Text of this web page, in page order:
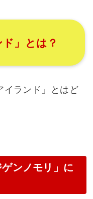
ド」とは？
イランド」とはど
ンノモリ」に